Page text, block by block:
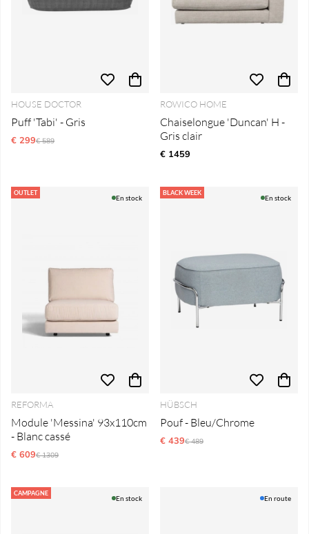
HOUSE DOCTOR
Puff 'Tabi' - Gris
€ 299Prix régulier:
€ 589
ROWICO HOME
Chaiselongue 'Duncan' H -
Gris clair
€ 1459
OUTLET
En stock
REFORMA
Module 'Messina' 93x110cm
- Blanc cassé
€ 609Prix régulier:
€ 1309
BLACK WEEK
En stock
HÜBSCH
Pouf - Bleu/Chrome
€ 439Prix régulier:
€ 489
CAMPAGNE
En stock En route